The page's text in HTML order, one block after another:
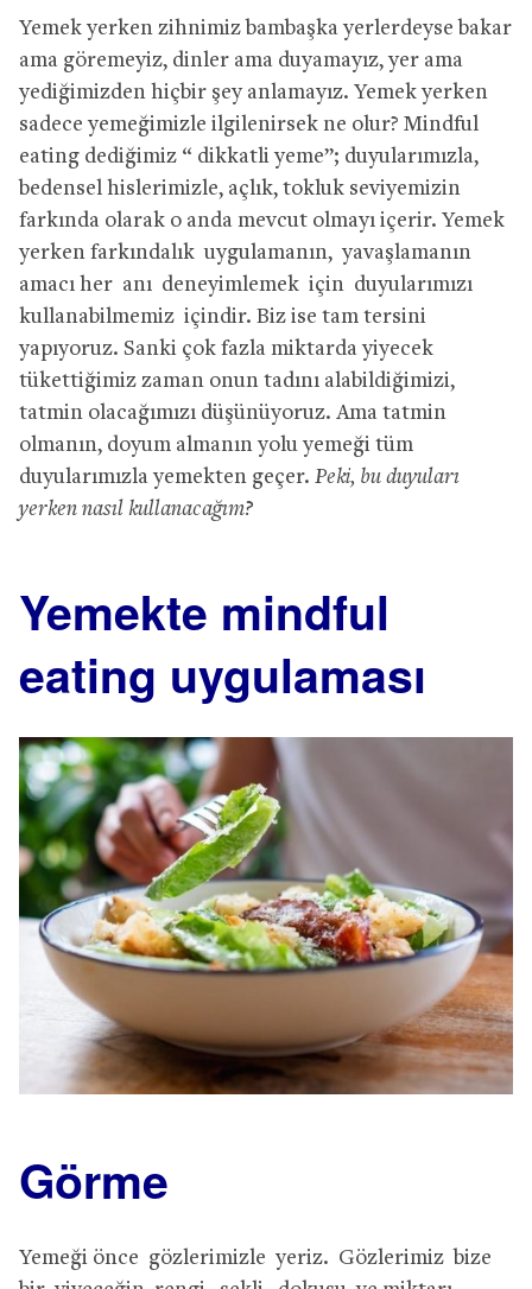
Yemek yerken zihnimiz bambaşka yerlerdeyse bakar
ama göremeyiz, dinler ama duyamayız, yer ama
yediğimizden hiçbir şey anlamayız. Yemek yerken
sadece yemeğimizle ilgilenirsek ne olur? Mindful
eating dediğimiz “ dikkatli yeme”; duyularımızla,
bedensel hislerimizle, açlık, tokluk seviyemizin
farkında olarak o anda mevcut olmayı içerir. Yemek
yerken farkındalık uygulamanın, yavaşlamanın
amacı her anı deneyimlemek için duyularımızı
kullanabilmemiz içindir. Biz ise tam tersini
yapıyoruz. Sanki çok fazla miktarda yiyecek
tükettiğimiz zaman onun tadını alabildiğimizi,
tatmin olacağımızı düşünüyoruz. Ama tatmin
olmanın, doyum almanın yolu yemeği tüm
duyularımızla yemekten geçer. Peki, bu duyuları
yerken nasıl kullanacağım?
Yemekte mindful
eating uygulaması
Görme
Yemeği önce gözlerimizle yeriz. Gözlerimiz bize